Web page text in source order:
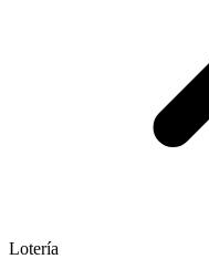
Lotería